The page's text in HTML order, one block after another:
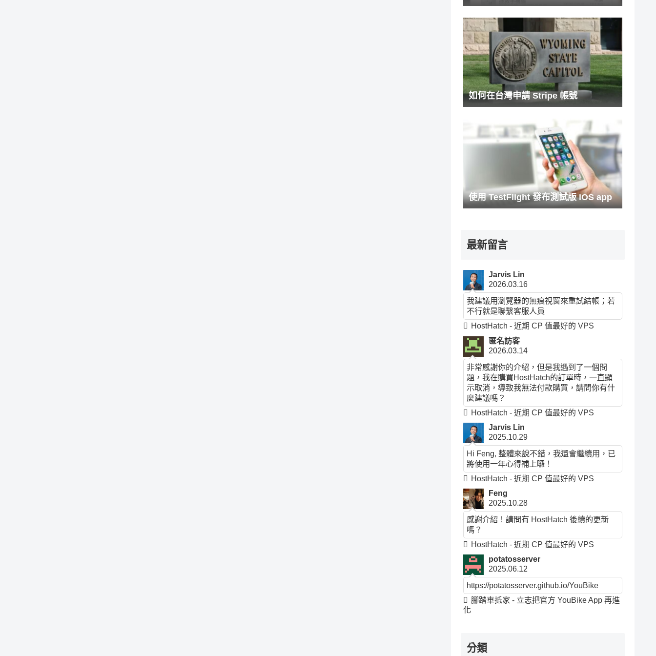
如何在台灣申請 Stripe 帳號
使用 TestFlight 發布測試版 iOS app
最新留言
Jarvis Lin
2026.03.16
我建議用瀏覽器的無痕視窗來重試結帳；若
不行就是聯繫客服人員
HostHatch - 近期 CP 值最好的 VPS
匿名訪客
2026.03.14
非常感謝你的介紹，但是我遇到了一個問
題，我在購買HostHatch的訂單時，一直顯
示取消，導致我無法付款購買，請問你有什
麼建議嗎？
HostHatch - 近期 CP 值最好的 VPS
Jarvis Lin
2025.10.29
Hi Feng, 整體來說不錯，我還會繼續用，已
將使用一年心得補上囉！
HostHatch - 近期 CP 值最好的 VPS
Feng
2025.10.28
感謝介紹！請問有 HostHatch 後續的更新
嗎？
HostHatch - 近期 CP 值最好的 VPS
potatosserver
2025.06.12
https://potatosserver.github.io/YouBike
腳踏車抵家 - 立志把官方 YouBike App 再進
化
分類